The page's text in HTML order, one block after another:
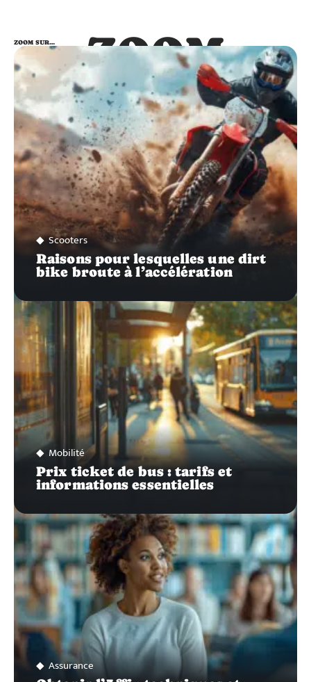
ZOOM
SUR…
ZOOM SUR…
Scooters
Raisons pour lesquelles une dirt
bike broute à l’accélération
Mobilité
Prix ticket de bus : tarifs et
informations essentielles
Assurance